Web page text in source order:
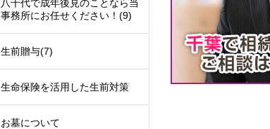
八千代で成年後見のことなら当
事務所にお任せください！ (9)
生前贈与(7)
生命保険を活用した生前対策
お墓について